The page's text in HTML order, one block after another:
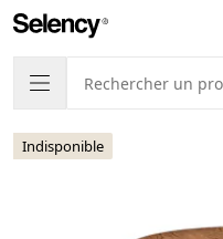
Indisponible